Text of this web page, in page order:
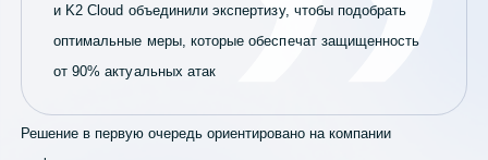
и K2 Cloud объединили экспертизу, чтобы подобрать
оптимальные меры, которые обеспечат защищенность
от 90% актуальных атак
Решение в первую очередь ориентировано на компании